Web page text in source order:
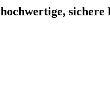
hochwertige, sichere